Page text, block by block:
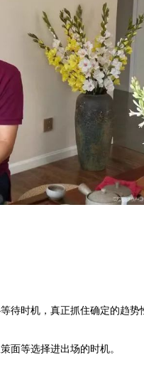
时机，真正抓住确定的趋势
面等选择进出场的时机。